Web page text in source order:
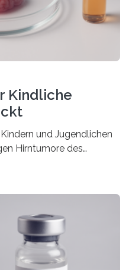
der Herzmuskel zu
Kindliche
und Jugendlichen
Hirntumore des
Methoden geheilt
Therapien, die
und normales
um Daniel Merk vom
am